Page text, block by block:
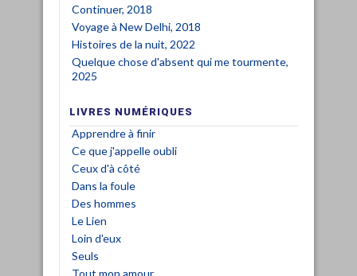
Continuer, 2018
Voyage à New Delhi, 2018
Histoires de la nuit, 2022
Quelque chose d'absent qui me tourmente,
2025
LIVRES NUMÉRIQUES
Apprendre à finir
Ce que j'appelle oubli
Ceux d'à côté
Dans la foule
Des hommes
Le Lien
Loin d'eux
Seuls